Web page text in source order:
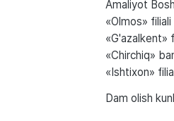
Amaliyot
«Olmos»
«G'azalkent»
«Chirchiq»
«Ishtixon»
Dam olish